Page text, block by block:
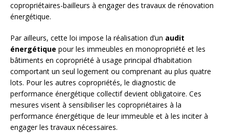
copropriétaires-bailleurs à engager des travaux de rénovation
énergétique.
Par ailleurs, cette loi impose la réalisation d’un audit
énergétique pour les immeubles en monopropriété et les
bâtiments en copropriété à usage principal d’habitation
comportant un seul logement ou comprenant au plus quatre
lots. Pour les autres copropriétés, le diagnostic de
performance énergétique collectif devient obligatoire. Ces
mesures visent à sensibiliser les copropriétaires à la
performance énergétique de leur immeuble et à les inciter à
engager les travaux nécessaires.